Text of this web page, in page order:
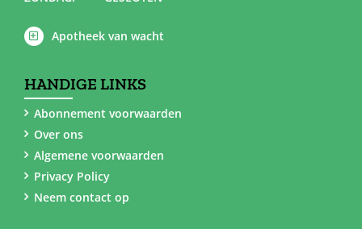
Apotheek van wacht
HANDIGE LINKS
Abonnement voorwaarden
Over ons
Algemene voorwaarden
Privacy Policy
Neem contact op